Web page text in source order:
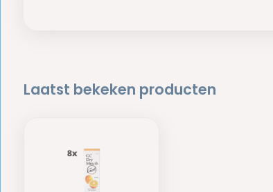
Laatst bekeken producten